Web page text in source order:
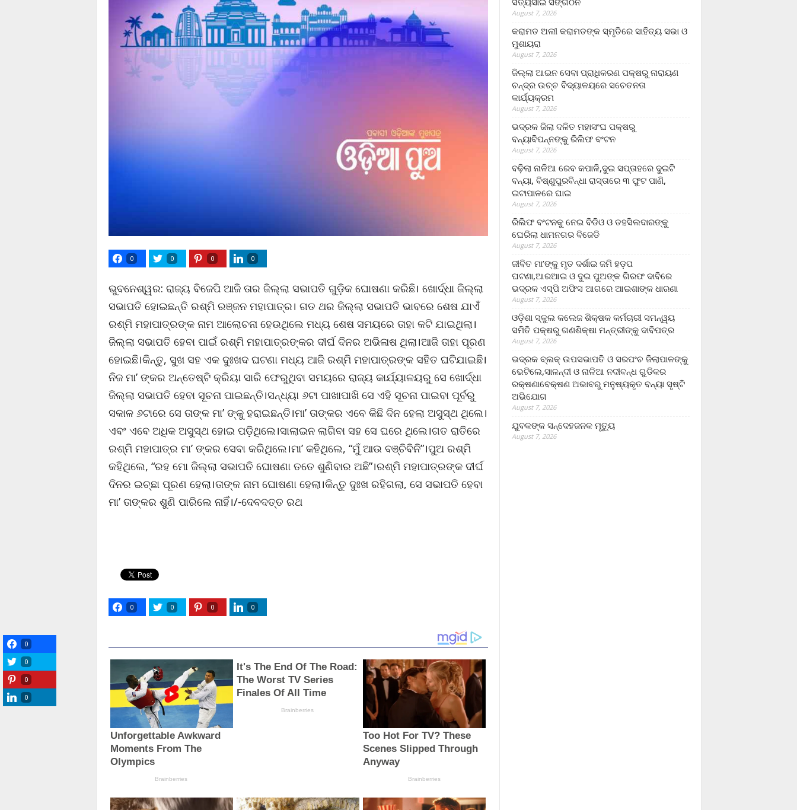
0 0 0 0
ଭୁବନେଶ୍ୱର: ରାଜ୍ୟ ବିଜେପି ଆଜି ତାର ଜିଲ୍ଲା ସଭାପତି ଗୁଡ଼ିକ ଘୋଷଣା କରିଛି। ଖୋର୍ଦ୍ଧା ଜିଲ୍ଲା
ସଭାପତି ହୋଇଛନ୍ତି ରଶ୍ମି ରଞ୍ଜନ ମହାପାତ୍ର। ଗତ ଥର ଜିଲ୍ଲା ସଭାପତି ଭାବରେ ଶେଷ ଯାଏଁ
ରଶ୍ମି ମହାପାତ୍ରଙ୍କ ନାମ ଆଲୋଚନା ହେଉଥିଲେ ମଧ୍ୟ ଶେଷ ସମୟରେ ତାହା କଟି ଯାଇଥିଲା।
ଜିଲ୍ଲା ସଭାପତି ହେବା ପାଇଁ ରଶ୍ମି ମହାପାତ୍ରଙ୍କର ଦୀର୍ଘ ଦିନର ଅଭିଳାଷ ଥିଲା।ଆଜି ତାହା ପୂରଣ
ହୋଇଛି।କିନ୍ତୁ, ସୁଖ ସହ ଏକ ଦୁଃଖଦ ଘଟଣା ମଧ୍ୟ ଆଜି ରଶ୍ମି ମହାପାତ୍ରଙ୍କ ସହିତ ଘଟିଯାଇଛି।
ନିଜ ମା’ ଙ୍କର ଅନ୍ତେଷ୍ଟି କ୍ରିୟା ସାରି ଫେରୁଥିବା ସମୟରେ ରାଜ୍ୟ କାର୍ଯ୍ୟାଳୟରୁ ସେ ଖୋର୍ଦ୍ଧା
ଜିଲ୍ଲା ସଭାପତି ହେବା ସୂଚନା ପାଇଛନ୍ତି।ସନ୍ଧ୍ୟା ୬ଟା ପାଖାପାଖି ସେ ଏହି ସୂଚନା ପାଇବା ପୂର୍ବରୁ
ସକାଳ ୬ଟାରେ ସେ ତାଙ୍କ ମା’ ଙ୍କୁ ହରାଇଛନ୍ତି।ମା’ ତାଙ୍କର ଏବେ କିଛି ଦିନ ହେଲା ଅସୁସ୍ଥ ଥିଲେ।
ଏବଂ ଏବେ ଅଧିକ ଅସୁସ୍ଥ ହୋଇ ପଡ଼ିଥିଲେ।ସାଲାଇନ ଲାଗିବା ସହ ସେ ଘରେ ଥିଲେ।ଗତ ରାତିରେ
ରଶ୍ମି ମହାପାତ୍ର ମା’ ଙ୍କର ସେବା କରିଥିଲେ।ମା’ କହିଥିଲେ, “ମୁଁ ଆଉ ବଞ୍ଚିବିନି”।ପୁଅ ରଶ୍ମି
କହିଥିଲେ, “ରହ ମୋ ଜିଲ୍ଲା ସଭାପତି ଘୋଷଣା ତତେ ଶୁଣିବାର ଅଛି”।ରଶ୍ମି ମହାପାତ୍ରଙ୍କ ଦୀର୍ଘ
ଦିନର ଇଚ୍ଛା ପୂରଣ ହେଲା।ତାଙ୍କ ନାମ ଘୋଷଣା ହେଲା।କିନ୍ତୁ ଦୁଃଖ ରହିଗଲା, ସେ ସଭାପତି ହେବା
ମା’ ତାଙ୍କର ଶୁଣି ପାରିଲେ ନାହିଁ।/-ଦେବଦତ୍ତ ରଥ
0 0 0 0
August 7, 2026
କରାମତ ଅଲୀ କରାମତଙ୍କ ସ୍ମୃତିରେ ସାହିତ୍ୟ ସଭା ଓ
ମୁଶାୟରା
August 7, 2026
ଜିଲ୍ଲା ଆଇନ ସେବା ପ୍ରାଧିକରଣ ପକ୍ଷରୁ ନାରାୟଣ
ଚନ୍ଦ୍ର ଉଚ୍ଚ ବିଦ୍ୟାଳୟରେ ସଚେତନତା
କାର୍ଯ୍ୟକ୍ରମ
August 7, 2026
ଭଦ୍ରକ ଜିଲା ଦଳିତ ମହାସଂଘ ପକ୍ଷରୁ
ବନ୍ୟାବିପନ୍ନଙ୍କୁ ରିଲିଫ ବଂଟନ
August 7, 2026
ବଢ଼ିଲା ନାଳିଆ ରେବ କପାଳି,ଦୁଇ ସପ୍ତାହରେ ଦୁଇଟି
ବନ୍ୟା, ବିଷ୍ଣୁପୁରବିନ୍ଧା ରାସ୍ତାରେ ୩ ଫୁଟ ପାଣି,
ଇଟାପାଳରେ ଘାଇ
August 7, 2026
ରିଲିଫ ବଂଟନକୁ ନେଇ ବିଡିଓ ଓ ତହସିଲଦାରଙ୍କୁ
ଘେରିଲା ଧାମନଗର ବିଜେଡି
August 7, 2026
ଜୀବିତ ମା’ଙ୍କୁ ମୃତ ଦର୍ଶାଇ ଜମି ହଡ଼ପ
ଘଟଣା,ଆରଆଇ ଓ ଦୁଇ ପୁଅଙ୍କ ଗିରଫ ଦାବିରେ
ଭଦ୍ରକ ଏସ୍‌ପି ଅଫିସ ଆଗରେ ଆଇଶାଙ୍କ ଧାରଣା
August 7, 2026
ଓଡ଼ିଶା ସ୍କୁଲ କଲେଜ ଶିକ୍ଷକ କର୍ମଚାରୀ ସମନ୍ୱୟ
ସମିତି ପକ୍ଷରୁ ଗଣଶିକ୍ଷା ମନ୍ତ୍ରୀଙ୍କୁ ଦାବିପତ୍ର
August 7, 2026
ଭଦ୍ରକ ବ୍ଲକ୍ ଉପସଭାପତି ଓ ସରପଂଚ ଜିଲାପାଳଙ୍କୁ
ଭେଟିଲେ,ସାଳନ୍ଦୀ ଓ ନାଳିଆ ନଦୀବନ୍ଧ ଗୁଡିକର
ରକ୍ଷଣାବେକ୍ଷଣ ଅଭାବରୁ ମନୁଷ୍ୟକୃତ ବନ୍ୟା ସୃଷ୍ଟି
ଅଭିଯୋଗ
August 7, 2026
ଯୁବକଙ୍କ ସନ୍ଦେହଜନକ ମୃତ୍ୟୁ
August 7, 2026
0
0
0
0